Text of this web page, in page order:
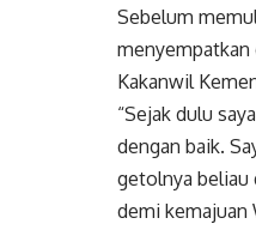
Sebelum
menyempatkan
Kakanwil
“Sejak dulu
dengan baik.
getolnya beliau
demi kemajuan